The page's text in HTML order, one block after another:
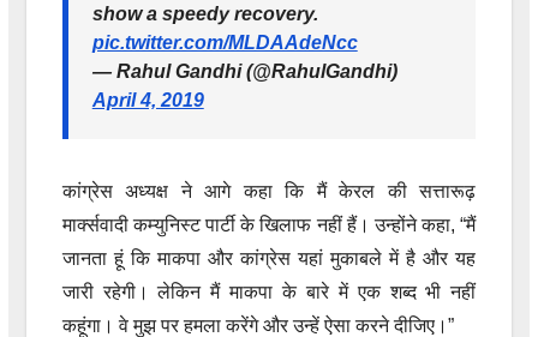
show a speedy recovery.
pic.twitter.com/MLDAAdeNcc
— Rahul Gandhi (@RahulGandhi)
April 4, 2019
कांग्रेस अध्यक्ष ने आगे कहा कि मैं केरल की सत्तारूढ़
मार्क्‍सवादी कम्युनिस्ट पार्टी के खिलाफ नहीं हैं। उन्होंने कहा, “मैं
जानता हूं कि माकपा और कांग्रेस यहां मुकाबले में है और यह
जारी रहेगी। लेकिन मैं माकपा के बारे में एक शब्द भी नहीं
कहूंगा। वे मुझ पर हमला करेंगे और उन्हें ऐसा करने दीजिए।”